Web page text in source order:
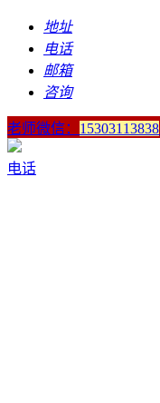
地址
电话
邮箱
咨询
老师微信： 15303113838
电话